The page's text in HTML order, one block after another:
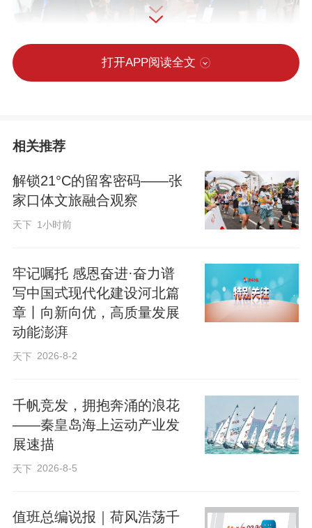
对国外游客偏爱户外休闲和我国传统文化
的特点，精心融合我市近年来打造的新文
旅产品与传统非遗项目供嘉宾体验，以期
行商为我市输送客源。
打开APP阅读全文
相关推荐
解锁21°C的留客密码——张
家口体文旅融合观察
天下 1小时前
牢记嘱托 感恩奋进·奋力谱
写中国式现代化建设河北篇
章丨向新向优，高质量发展
动能澎湃
天下 2026-8-2
千帆竞发，拥抱奔涌的浪花
——秦皇岛海上运动产业发
展速描
天下 2026-8-5
值班总编说报｜荷风浩荡千